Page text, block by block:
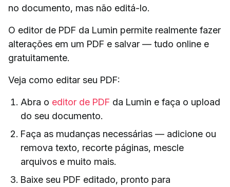
no documento, mas não editá-lo.
O editor de PDF da Lumin permite realmente fazer
alterações em um PDF e salvar — tudo online e
gratuitamente.
Veja como editar seu PDF:
Abra o editor de PDF da Lumin e faça o upload
do seu documento.
Faça as mudanças necessárias — adicione ou
remova texto, recorte páginas, mescle
arquivos e muito mais.
Baixe seu PDF editado, pronto para